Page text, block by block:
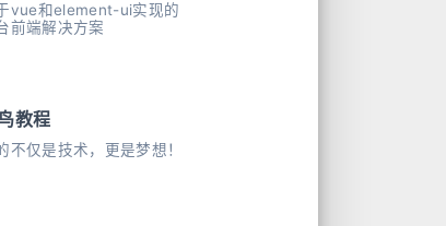
vue和element-ui实现的
前端解决方案
教程
不仅是技术，更是梦想！